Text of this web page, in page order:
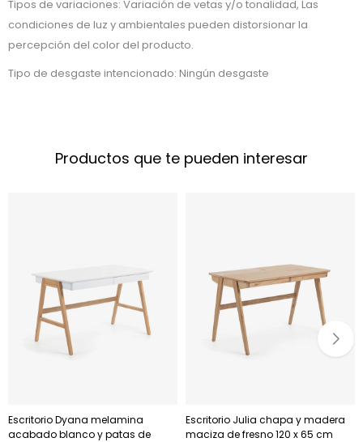
Tipos de variaciones: Variación de vetas y/o tonalidad, Las
condiciones de luz y ambientales pueden distorsionar la
percepción del color del producto.
Tipo de desgaste intencionado: Ningún desgaste
Productos que te pueden interesar
Escritorio Dyana melamina
acabado blanco y patas de
Escritorio Julia chapa y madera
maciza de fresno 120 x 65 cm